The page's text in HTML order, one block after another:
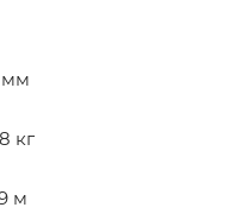
мм
кг
м